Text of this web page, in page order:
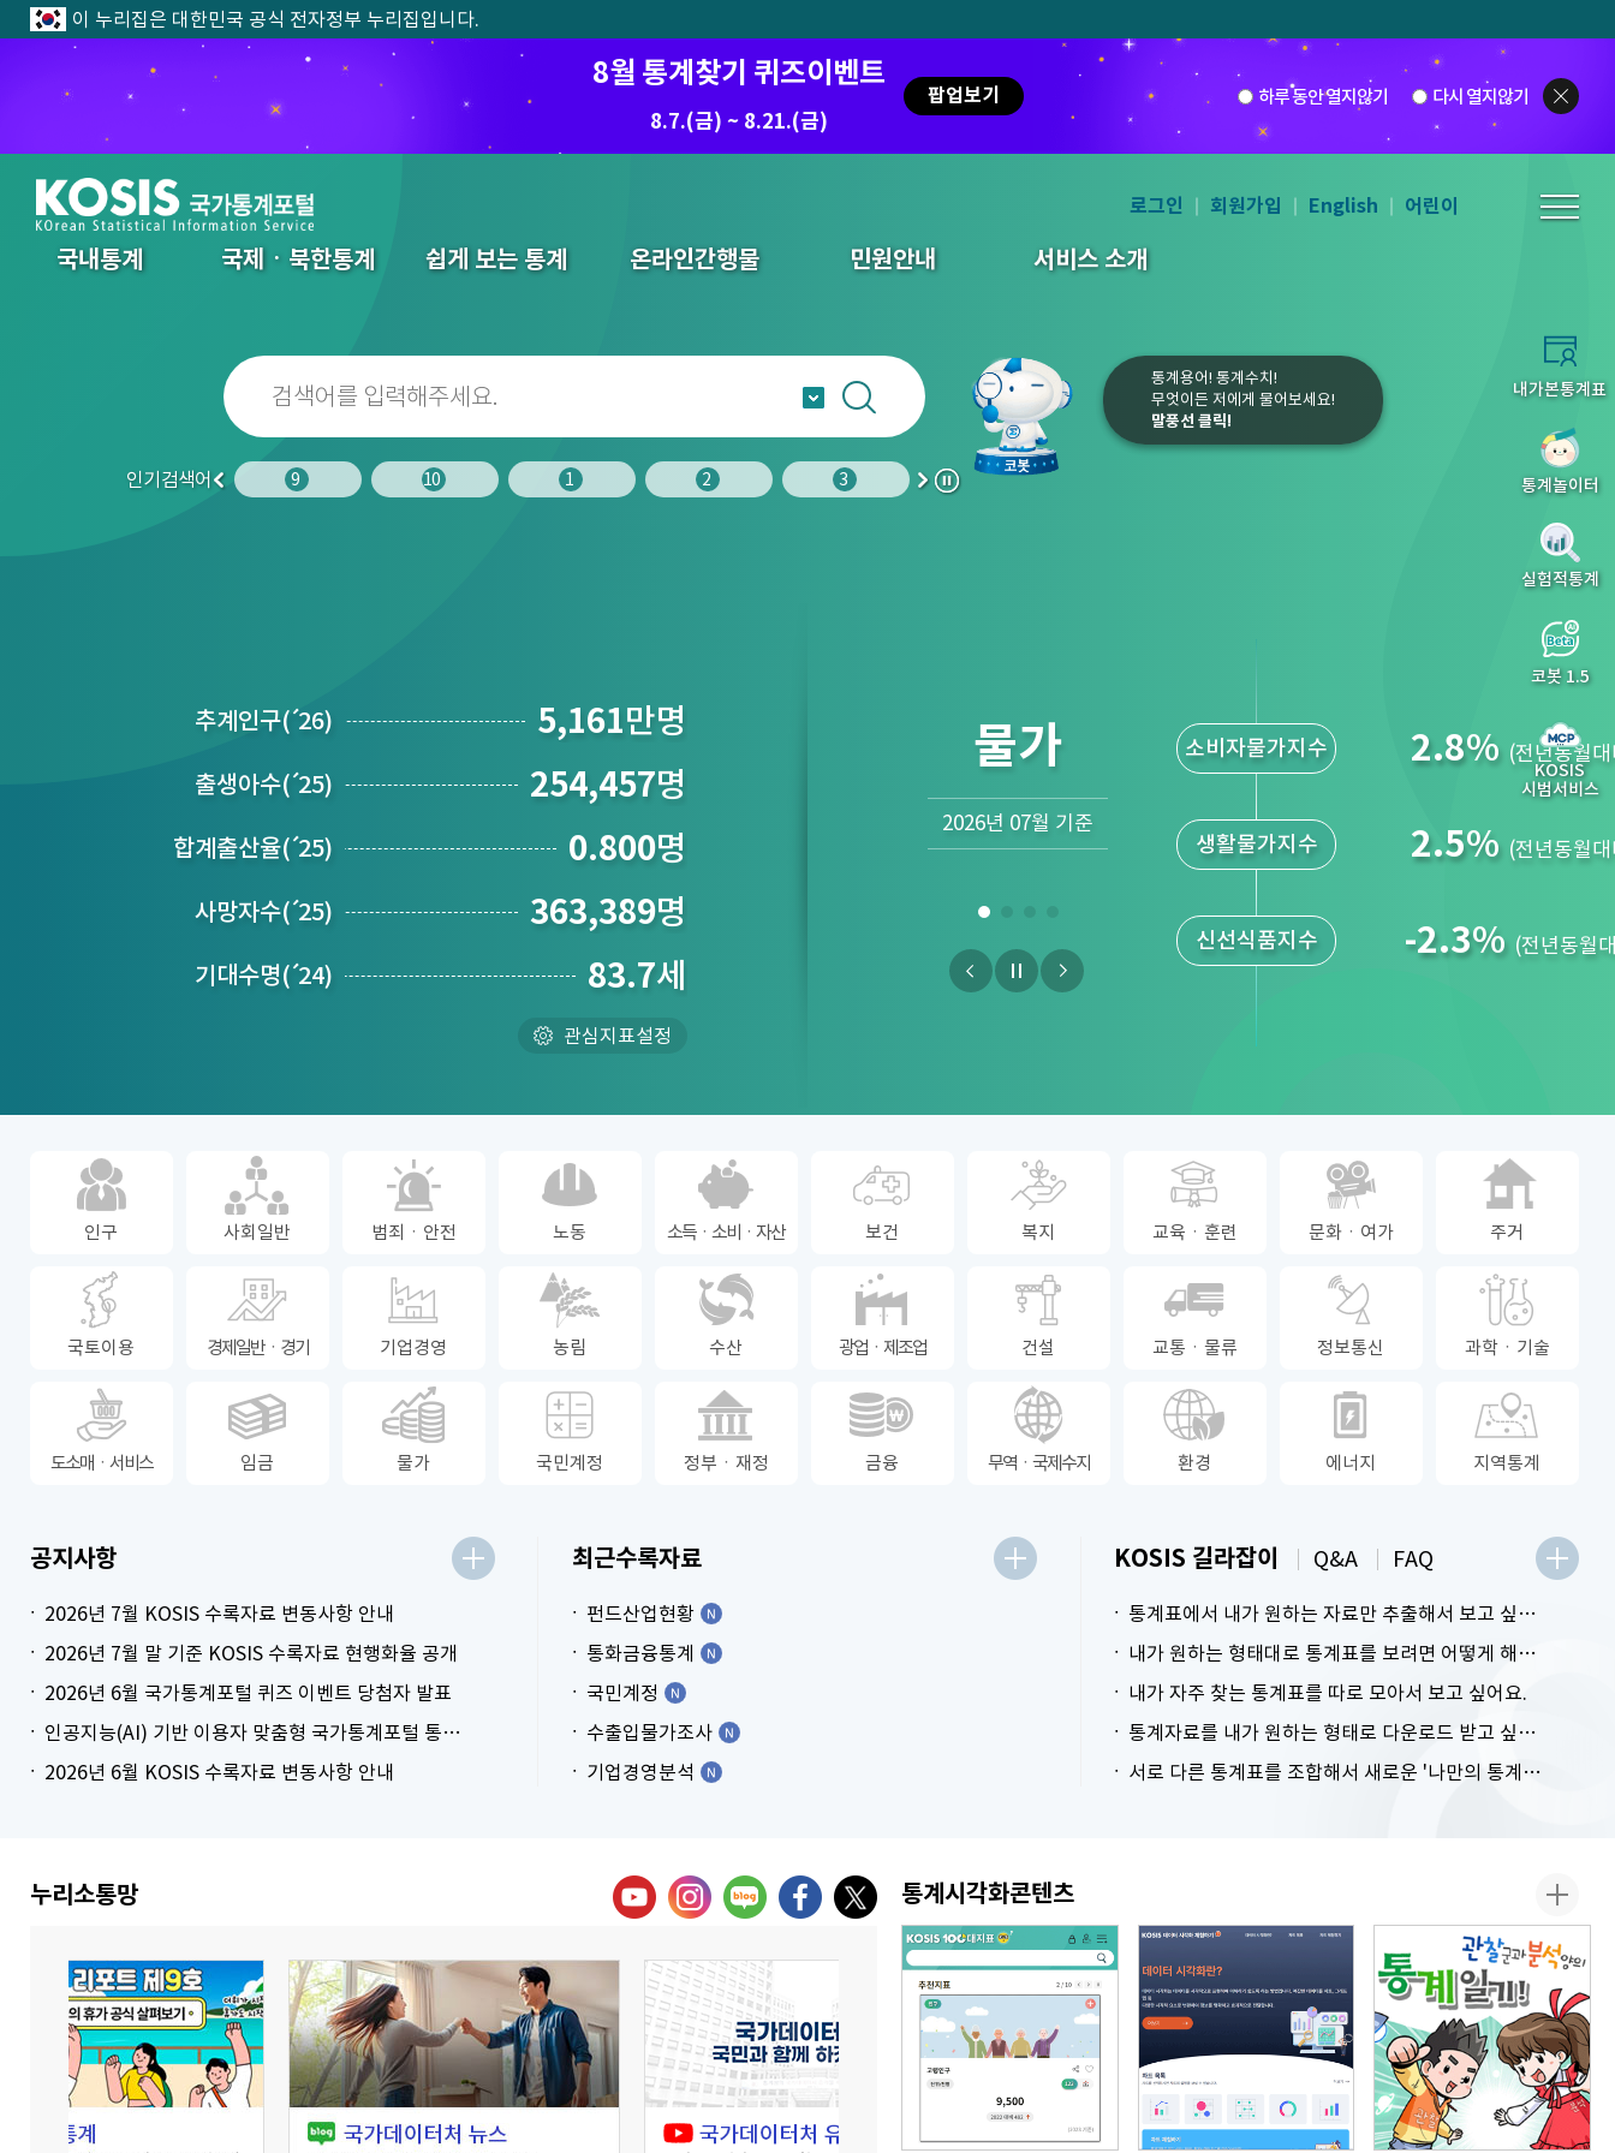
이 누리집은 대한민국 공식 전자정부 누리집입니다.
8월 통계찾기 퀴즈이벤트
8.7.(금) ~ 8.21.(금)
팝업보기 하루 동안 열지않기 다시 열지않기
국내통계 국제ㆍ북한통계 쉽게 보는 통계 온라인간행물 민원안내 서비스 소개
로그인 회원가입 English 어린이
내가본통계표
통계놀이터
실험적통계
코봇 1.5
KOSIS
시범서비스
인기검색어
이
8 9 10 1 2 3 4 8
다 정
통계용어! 통계수치!
무엇이든 저에게 물어보세요!
말풍선 클릭!
추계인구(´26) 5,161만명
출생아수(´25) 254,457명
합계출산율(´25) 0.800명
사망자수(´25) 363,389명
기대수명(´24) 83.7세
관심지표설정
물가
2026년 07월 기준
소비자물가지수 2.8% (전년동월
생활물가지수 2.5% (전년동월
신선식품지수 -2.3% (전년동월
인구 사회일반 범죄ㆍ안전 노동 소득ㆍ소비ㆍ자산 보건 복지 교육ㆍ훈련 문화ㆍ여가 주거
국토이용 경제일반ㆍ경기 기업경영 농림 수산 광업ㆍ제조업 건설 교통ㆍ물류 정보통신 과학ㆍ기술
도소매ㆍ서비스 임금 물가 국민계정 정부ㆍ재정 금융 무역ㆍ국제수지 환경 에너지 지역통계
공지사항
2026년 7월 KOSIS 수록자료 변동사항 안내
2026년 7월 말 기준 KOSIS 수록자료 현행화율 공개
2026년 6월 국가통계포털 퀴즈 이벤트 당첨자 발표
인공지능(AI) 기반 이용자 맞춤형 국가통계포털 통계표 생성 시범 서비스 안내
2026년 6월 KOSIS 수록자료 변동사항 안내
최근수록자료
펀드산업현황
통화금융통계
국민계정
수출입물가조사
기업경영분석
KOSIS 길라잡이
통계표에서 내가 원하는 자료만 추출해서 보고 싶어요.
내가 원하는 형태대로 통계표를 보려면 어떻게 해야 하나요?
내가 자주 찾는 통계표를 따로 모아서 보고 싶어요.
통계자료를 내가 원하는 형태로 다운로드 받고 싶어요.
서로 다른 통계표를 조합해서 새로운 '나만의 통계표'를 만들고 싶어요.
Q&A FAQ
통계시각화콘텐츠
누리소통망